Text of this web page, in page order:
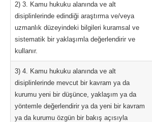
2) 3. Kamu hukuku alanında ve alt
disiplinlerinde edindiği araştırma ve/veya
uzmanlık düzeyindeki bilgileri kuramsal ve
sistematik bir yaklaşımla değerlendirir ve
kullanır.
3) 4. Kamu hukuku alanında ve alt
disiplinlerinde mevcut bir kavram ya da
kurumu yeni bir düşünce, yaklaşım ya da
yöntemle değerlendirir ya da yeni bir kavram
ya da kurumu özgün bir bakış açısıyla